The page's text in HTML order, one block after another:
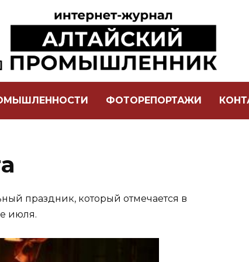
ФОТОРЕПОРТАЖИ
праздник, который отмечается в
июля.